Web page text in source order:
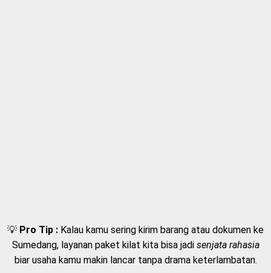
💡 Pro Tip : Kalau kamu sering kirim barang atau dokumen ke
Sumedang, layanan paket kilat kita bisa jadi senjata rahasia
biar usaha kamu makin lancar tanpa drama keterlambatan.